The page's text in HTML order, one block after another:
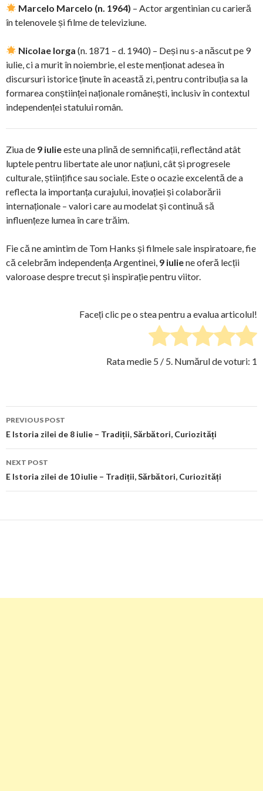
Marcelo Marcelo (n. 1964) – Actor argentinian cu carieră
în telenovele și filme de televiziune.
Nicolae Iorga (n. 1871 – d. 1940) – Deși nu s-a născut pe 9
iulie, ci a murit în noiembrie, el este menționat adesea în
discursuri istorice ținute în această zi, pentru contribuția sa la
formarea conștiinței naționale românești, inclusiv în contextul
independenței statului român.
Ziua de 9 iulieeste una plină de semnificații, reflectând atât
luptele pentru libertate ale unor națiuni, cât și progresele
culturale, științifice sau sociale. Este o ocazie excelentă de a
reflecta la importanța curajului, inovației și colaborării
internaționale – valori care au modelat și continuă să
influențeze lumea în care trăim.
Fie că ne amintim de Tom Hanks și filmele sale inspiratoare, fie
că celebrăm independența Argentinei, 9 iuliene oferă lecții
valoroase despre trecut și inspirație pentru viitor.
Faceți clic pe o stea pentru a evalua articolul!
Rata medie 5 / 5. Numărul de voturi: 1
Post
navigation
PREVIOUS POST
E Istoria zilei de 8 iulie – Tradiții, Sărbători, Curiozități
NEXT POST
E Istoria zilei de 10 iulie – Tradiții, Sărbători, Curiozități